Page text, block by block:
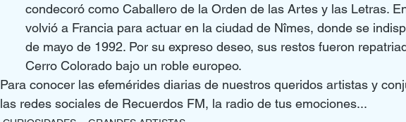
condecoró como Caballero de la Orden de las Artes y las Letras.
volvió a Francia para actuar en la ciudad de Nîmes, donde se
de mayo de 1992. Por su expreso deseo, sus restos fueron
Cerro Colorado bajo un roble europeo.
Para conocer las efemérides diarias de nuestros queridos artistas y
las redes sociales de Recuerdos FM, la radio de tus emociones...